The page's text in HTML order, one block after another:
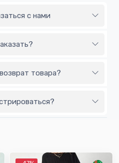
с нами
товара?